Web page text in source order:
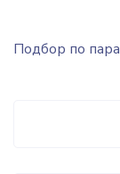
Подбор по